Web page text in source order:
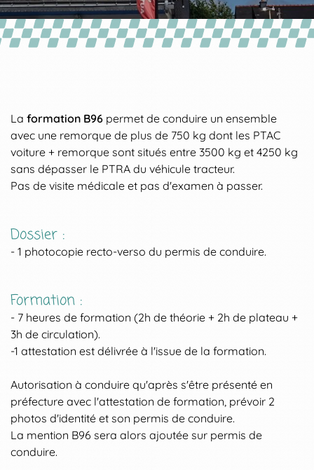
La formation B96 permet de conduire un ensemble
avec une remorque de plus de 750 kg dont les PTAC
voiture + remorque sont situés entre 3500 kg et 4250 kg
sans dépasser le PTRA du véhicule tracteur.
Pas de visite médicale et pas d'examen à passer.
Dossier :
- 1 photocopie recto-verso du permis de conduire.
Formation :
- 7 heures de formation (2h de théorie + 2h de plateau +
3h de circulation).
-1 attestation est délivrée à l'issue de la formation.
Autorisation à conduire qu'après s'être présenté en
préfecture avec l'attestation de formation, prévoir 2
photos d'identité et son permis de conduire.
La mention B96 sera alors ajoutée sur permis de
conduire.